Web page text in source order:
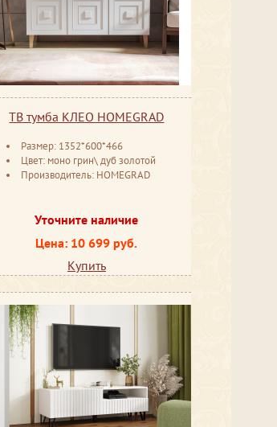
ТВ тумба КЛЕО HOMEGRAD
Размер: 1352*600*466
Цвет: моно грин\ дуб золотой
Производитель: HOMEGRAD
Уточните наличие
Цена: 10 699 руб.
Купить